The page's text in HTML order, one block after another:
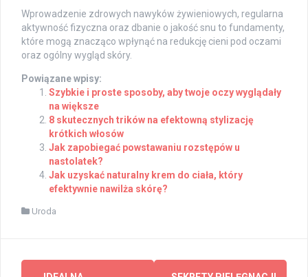
Wprowadzenie zdrowych nawyków żywieniowych, regularna
aktywność fizyczna oraz dbanie o jakość snu to fundamenty,
które mogą znacząco wpłynąć na redukcję cieni pod oczami
oraz ogólny wygląd skóry.
Powiązane wpisy:
Szybkie i proste sposoby, aby twoje oczy wyglądały
na większe
8 skutecznych trików na efektowną stylizację
krótkich włosów
Jak zapobiegać powstawaniu rozstępów u
nastolatek?
Jak uzyskać naturalny krem do ciała, który
efektywnie nawilża skórę?
Uroda